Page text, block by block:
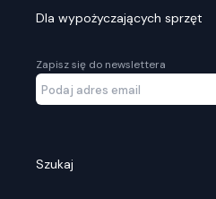
Dla wypożyczających sprzęt
Zapisz się do newslettera
Szukaj